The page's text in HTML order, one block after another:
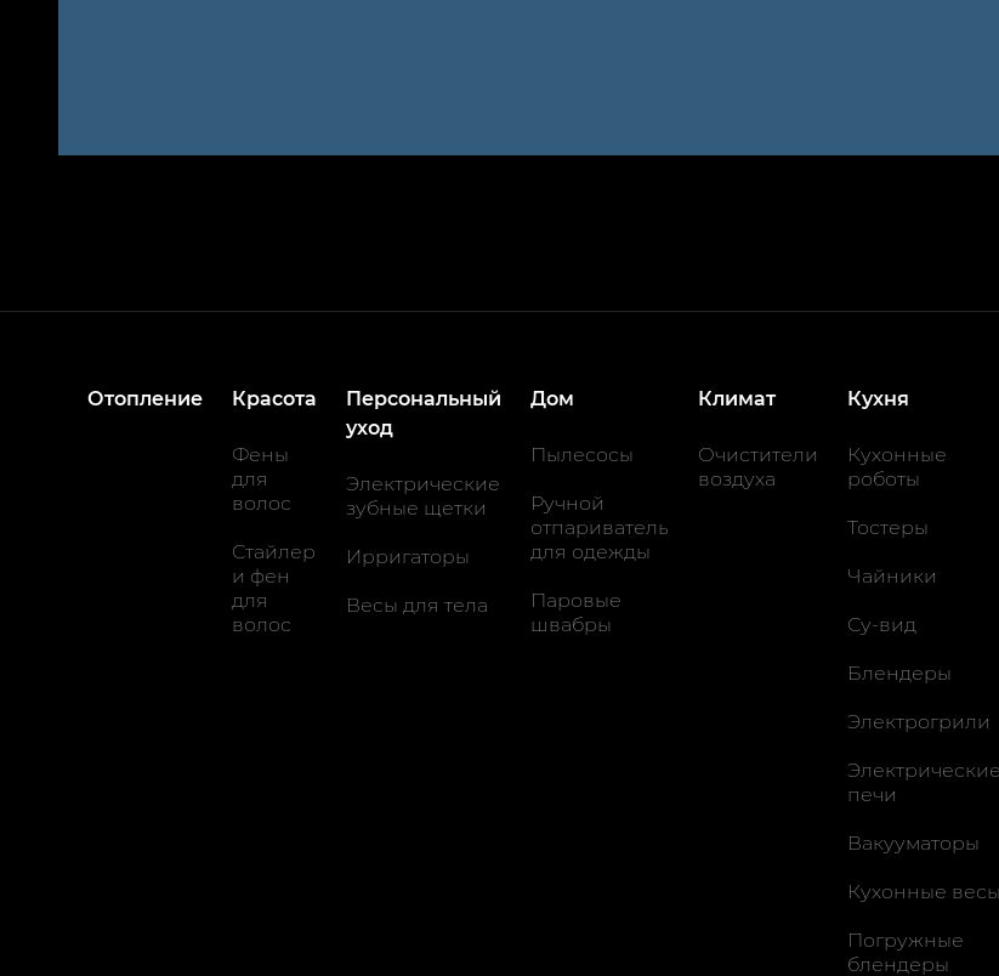
Отопление Красота
Фены
для
волос
Стайлер
и фен
для
волос
Персональный
уход
Электрические
зубные щетки
Ирригаторы
Весы для тела
Дом
Пылесосы
Ручной
отпариватель
для одежды
Паровые
швабры
Климат
Очистители
воздуха
Кухня
Кухонные
роботы
Тостеры
Чайники
Су-вид
Блендеры
Электрогрили
Электрические
печи
Вакууматоры
Кухонные весы
Погружные
блендеры